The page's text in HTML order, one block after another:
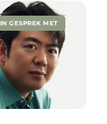
IN GESPREK MET